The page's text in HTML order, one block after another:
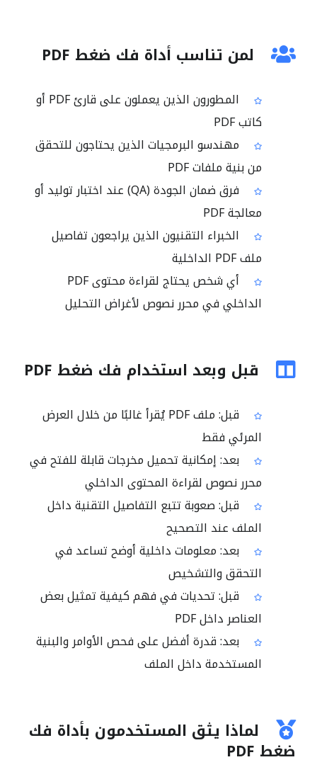
لمن تناسب أداة فك ضغط PDF
المطورون الذين يعملون على قارئ PDF أو
كاتب PDF
مهندسو البرمجيات الذين يحتاجون للتحقق
من بنية ملفات PDF
فرق ضمان الجودة (QA) عند اختبار توليد أو
معالجة PDF
الخبراء التقنيون الذين يراجعون تفاصيل
ملف PDF الداخلية
أي شخص يحتاج لقراءة محتوى PDF
الداخلي في محرر نصوص لأغراض التحليل
قبل وبعد استخدام فك ضغط PDF
قبل: ملف PDF يُقرأ غالبًا من خلال العرض
المرئي فقط
بعد: إمكانية تحميل مخرجات قابلة للفتح في
محرر نصوص لقراءة المحتوى الداخلي
قبل: صعوبة تتبع التفاصيل التقنية داخل
الملف عند التصحيح
بعد: معلومات داخلية أوضح تساعد في
التحقق والتشخيص
قبل: تحديات في فهم كيفية تمثيل بعض
العناصر داخل PDF
بعد: قدرة أفضل على فحص الأوامر والبنية
المستخدمة داخل الملف
لماذا يثق المستخدمون بأداة فك
ضغط PDF